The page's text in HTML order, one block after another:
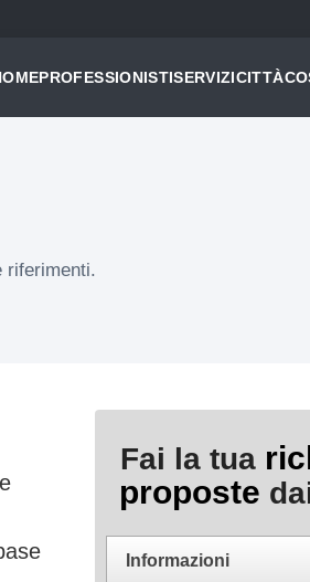
PROFESSIONISTISERVIZICITTÀ
riferimenti.
Fai la tua
proposte